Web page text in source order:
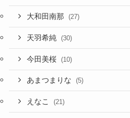
大和田南那 (27)
天羽希純 (30)
今田美桜 (10)
あまつまりな (5)
えなこ (21)